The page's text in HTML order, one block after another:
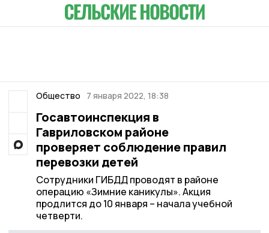
Общество 7 января 2022, 18:38
Госавтоинспекция в
Гавриловском районе
проверяет соблюдение правил
перевозки детей
Сотрудники ГИБДД проводят в районе
операцию «Зимние каникулы». Акция
продлится до 10 января – начала учебной
четверти.